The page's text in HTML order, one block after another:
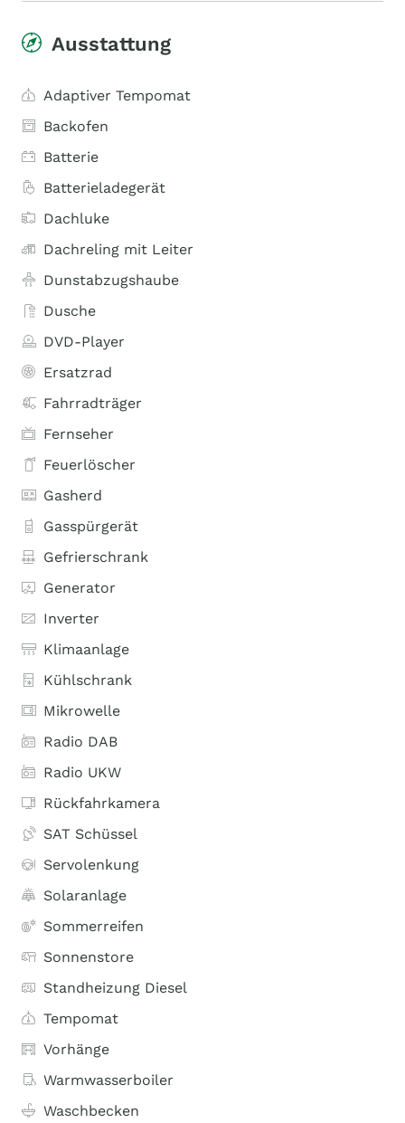
Ausstattung
Adaptiver Tempomat
Backofen
Batterie
Batterieladegerät
Dachluke
Dachreling mit Leiter
Dunstabzugshaube
Dusche
DVD-Player
Ersatzrad
Fahrradträger
Fernseher
Feuerlöscher
Gasherd
Gasspürgerät
Gefrierschrank
Generator
Inverter
Klimaanlage
Kühlschrank
Mikrowelle
Radio DAB
Radio UKW
Rückfahrkamera
SAT Schüssel
Servolenkung
Solaranlage
Sommerreifen
Sonnenstore
Standheizung Diesel
Tempomat
Vorhänge
Warmwasserboiler
Waschbecken